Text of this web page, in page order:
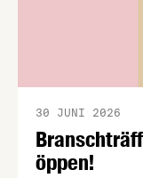
öppen!
30 JUNI 2026